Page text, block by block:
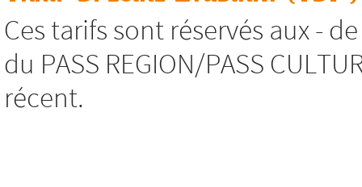
Ces tarifs sont réservés aux -
du PASS REGION/PASS
récent.